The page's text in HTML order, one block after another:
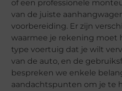
of een professionele
van de juiste
voorbereiding. Er zijn
waarmee je rekening moet
type voertuig dat je wilt
van de auto, en de
bespreken we enkele
aandachtspunten om je te